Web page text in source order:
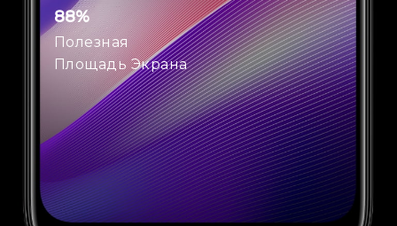
88%
Полезная
Площадь Экрана